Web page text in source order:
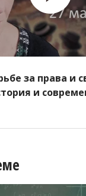
за права и
и